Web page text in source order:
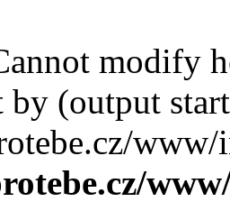
modify
by (output